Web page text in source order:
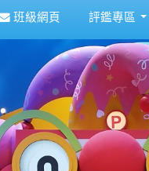
班級網頁 評鑑專區